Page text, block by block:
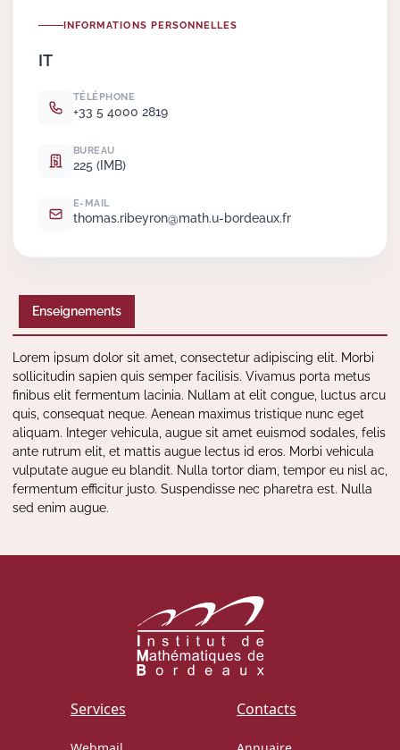
INFORMATIONS PERSONNELLES
IT
TÉLÉPHONE
+33 5 4000 2819
BUREAU
225 (IMB)
E-MAIL
thomas.ribeyron@math.u-bordeaux.fr
Enseignements
Lorem ipsum dolor sit amet, consectetur adipiscing elit. Morbi
sollicitudin sapien quis semper facilisis. Vivamus porta metus
finibus elit fermentum lacinia. Nullam at elit congue, luctus arcu
quis, consequat neque. Aenean maximus tristique nunc eget
aliquam. Integer vehicula, augue sit amet euismod sodales, felis
ante rutrum elit, et mattis augue lectus id eros. Morbi vehicula
vulputate augue eu blandit. Nulla tortor diam, tempor eu nisl ac,
fermentum efficitur justo. Suspendisse nec pharetra est. Nulla
sed enim augue.
Services Contacts